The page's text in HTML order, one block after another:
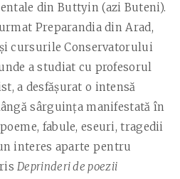
din Buttyin (azi Buteni).
Preparandia din Arad,
cursurile Conservatorului
a studiat cu profesorul
a desfăşurat o intensă
sârguinţa manifestată în
fabule, eseuri, tragedii
interes aparte pentru
Deprinderi de poezii